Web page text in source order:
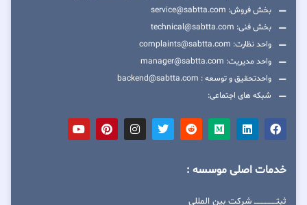
بخش فروش: service@sabtta.com
بخش فنی: technical@sabtta.com
واحد نظارت: complaints@sabtta.com
واحد مدیریت: manager@sabtta.com
واحدتحقیق و توسعه : backend@sabtta.com
شبکه های اجتماعی:
خدمات اصلی موسسه :
ثبتــــــــــــــــ شرکت بین المللی